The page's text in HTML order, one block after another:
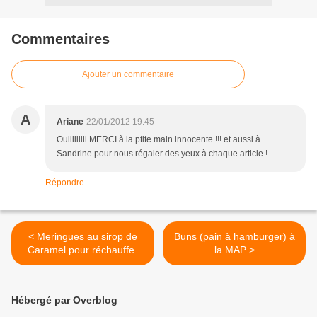
Commentaires
Ajouter un commentaire
A Ariane 22/01/2012 19:45
Ouiiiiiiiii MERCI à la ptite main innocente !!! et aussi à
Sandrine pour nous régaler des yeux à chaque article !
Répondre
< Meringues au sirop de
Caramel pour réchauffer
l'hiver
Buns (pain à hamburger) à
la MAP >
Hébergé par Overblog